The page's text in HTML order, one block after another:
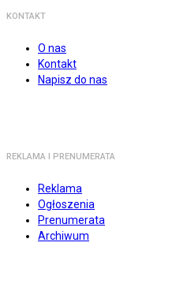
KONTAKT
O nas
Kontakt
Napisz do nas
REKLAMA I PRENUMERATA
Reklama
Ogłoszenia
Prenumerata
Archiwum